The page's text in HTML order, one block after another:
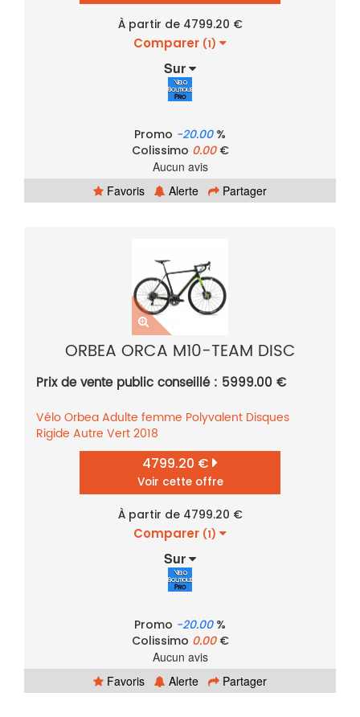
À partir de 4799.20 €
Comparer (1)
Sur
Promo -20.00%
Colissimo 0.00€
Aucun avis
Favoris
Alerte Partager
ORBEA ORCA M10-TEAM DISC
Prix de vente public conseillé : 5999.00 €
VéloOrbeaAdulte femme Polyvalent Disques
Rigide Autre Vert2018
4799.20 €
Voir cette offre
À partir de 4799.20 €
Comparer (1)
Sur
Promo -20.00%
Colissimo 0.00€
Aucun avis
Favoris
Alerte Partager